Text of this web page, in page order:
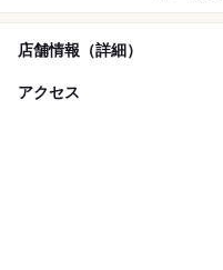
店舗情報（詳細）
アクセス